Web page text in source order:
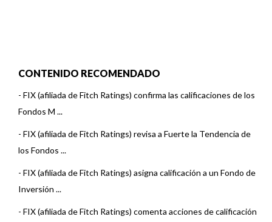
CONTENIDO RECOMENDADO
- FIX (afiliada de Fitch Ratings) confirma las calificaciones de los
Fondos M ...
- FIX (afiliada de Fitch Ratings) revisa a Fuerte la Tendencia de
los Fondos ...
- FIX (afiliada de Fitch Ratings) asigna calificación a un Fondo de
Inversión ...
- FIX (afiliada de Fitch Ratings) comenta acciones de calificación